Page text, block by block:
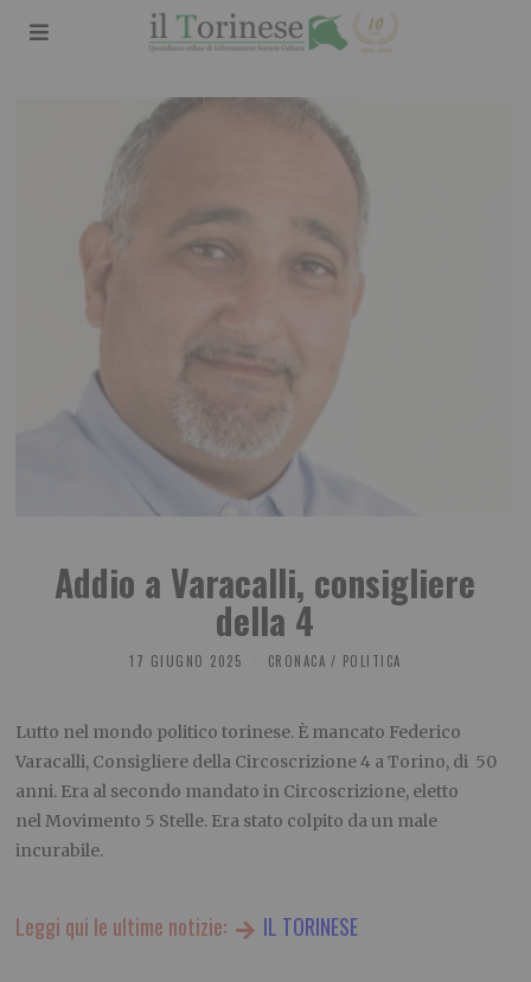
Addio a Varacalli, consigliere
della 4
17 GIUGNO 2025 CRONACA / POLITICA
Lutto nel mondo politico torinese. È mancato Federico
Varacalli, Consigliere della Circoscrizione 4 a Torino, di 50
anni. Era al secondo mandato in Circoscrizione, eletto
nel Movimento 5 Stelle. Era stato colpito da un male
incurabile.
Leggi qui le ultime notizie: IL TORINESE